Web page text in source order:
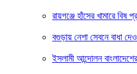
রায়গঞ্জে হাঁসের খামারে
বগুড়ায় নেশা সেবনে বাধা
ইসলামী আন্দোলন